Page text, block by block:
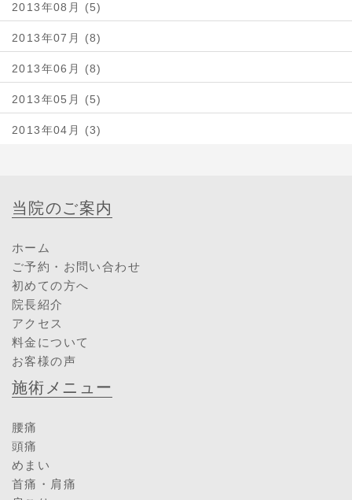
2013年08月 (5)
2013年07月 (8)
2013年06月 (8)
2013年05月 (5)
2013年04月 (3)
当院のご案内
ホーム
ご予約・お問い合わせ
初めての方へ
院長紹介
アクセス
料金について
お客様の声
施術メニュー
腰痛
頭痛
めまい
首痛・肩痛